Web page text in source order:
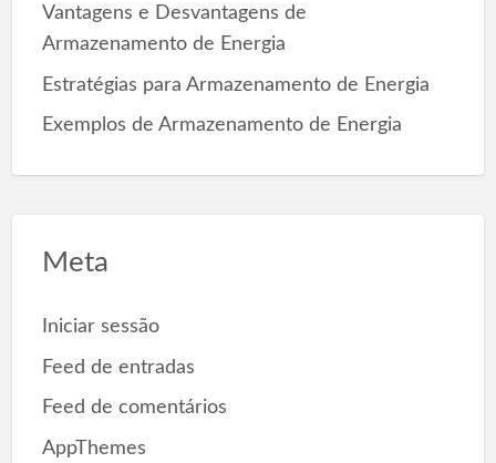
Vantagens e Desvantagens de
Armazenamento de Energia
Estratégias para Armazenamento de Energia
Exemplos de Armazenamento de Energia
Meta
Iniciar sessão
Feed de entradas
Feed de comentários
AppThemes